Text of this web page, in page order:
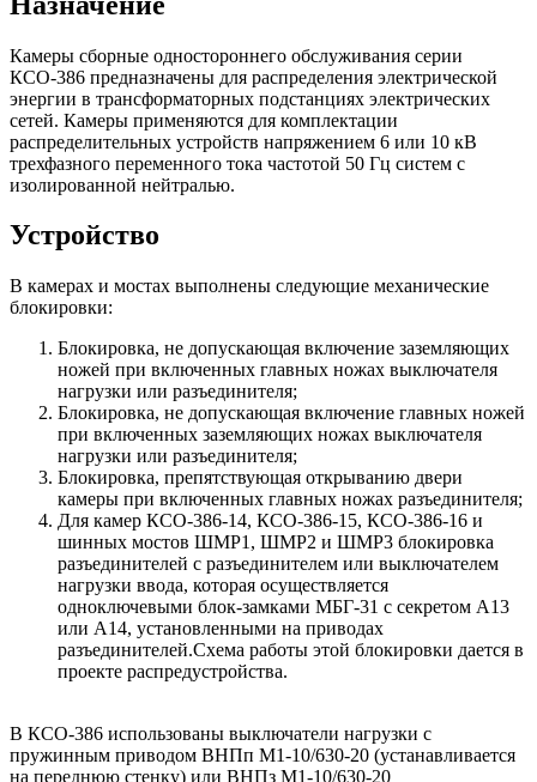
Камеры сборные одностороннего обслуживания серии
КСО-386 предназначены для распределения электрической
энергии в трансформаторных подстанциях электрических
сетей. Камеры применяются для комплектации
распределительных устройств напряжением 6 или 10 кВ
трехфазного переменного тока частотой 50 Гц систем с
изолированной нейтралью.
Устройство
В камерах и мостах выполнены следующие механические
блокировки:
Блокировка, не допускающая включение заземляющих
ножей при включенных главных ножах выключателя
нагрузки или разъединителя;
Блокировка, не допускающая включение главных ножей
при включенных заземляющих ножах выключателя
нагрузки или разъединителя;
Блокировка, препятствующая открыванию двери
камеры при включенных главных ножах разъединителя;
Для камер КСО-386-14, КСО-386-15, КСО-386-16 и
шинных мостов ШМР1, ШМР2 и ШМР3 блокировка
разъединителей с разъединителем или выключателем
нагрузки ввода, которая осуществляется
одноключевыми блок-замками МБГ-31 с секретом А13
или А14, установленными на приводах
разъединителей.Схема работы этой блокировки дается в
проекте распредустройства.
В КСО-386 использованы выключатели нагрузки с
пружинным приводом ВНПп М1-10/630-20 (устанавливается
на переднюю стенку) или ВНПз М1-10/630-20